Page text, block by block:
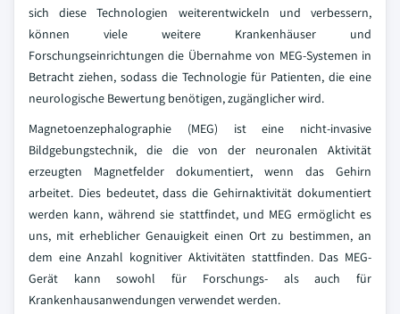
sich diese Technologien weiterentwickeln und verbessern,
können viele weitere Krankenhäuser und
Forschungseinrichtungen die Übernahme von MEG-Systemen in
Betracht ziehen, sodass die Technologie für Patienten, die eine
neurologische Bewertung benötigen, zugänglicher wird.
Magnetoenzephalographie (MEG) ist eine nicht-invasive
Bildgebungstechnik, die die von der neuronalen Aktivität
erzeugten Magnetfelder dokumentiert, wenn das Gehirn
arbeitet. Dies bedeutet, dass die Gehirnaktivität dokumentiert
werden kann, während sie stattfindet, und MEG ermöglicht es
uns, mit erheblicher Genauigkeit einen Ort zu bestimmen, an
dem eine Anzahl kognitiver Aktivitäten stattfinden. Das MEG-
Gerät kann sowohl für Forschungs- als auch für
Krankenhausanwendungen verwendet werden.